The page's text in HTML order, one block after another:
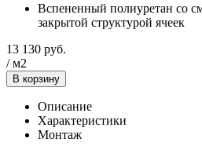
Вспененный полиуретан со
закрытой структурой ячеек
13 130 руб.
/м2
В корзину
Описание
Характеристики
Монтаж